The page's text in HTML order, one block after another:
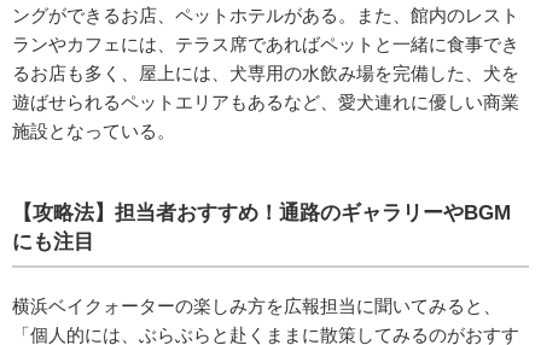
ングができるお店、ペットホテルがある。また、館内のレスト
ランやカフェには、テラス席であればペットと一緒に食事でき
るお店も多く、屋上には、犬専用の水飲み場を完備した、犬を
遊ばせられるペットエリアもあるなど、愛犬連れに優しい商業
施設となっている。
【攻略法】担当者おすすめ！通路のギャラリーやBGM
にも注目
横浜ベイクォーターの楽しみ方を広報担当に聞いてみると、
「個人的には、ぶらぶらと赴くままに散策してみるのがおすす